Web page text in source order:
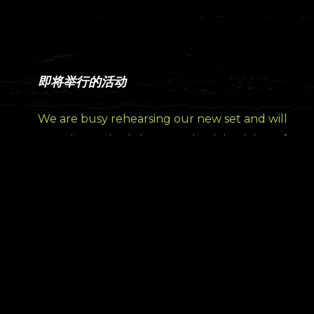
即将举行的活动
We are busy rehearsing our new set and will
post show schedule soon! Check back here for